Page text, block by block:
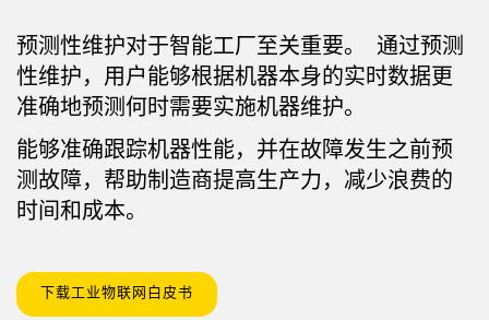
拾取指示灯传感器
温度传感器
检测阵列和宽光束传感器
状态监测传感器
无线状态监测传感器
相关链接
冲洗
IO-Link
预测性维护对于智能工厂至关重要。 通过预测
性维护，用户能够根据机器本身的实时数据更
准确地预测何时需要实施机器维护。
能够准确跟踪机器性能，并在故障发生之前预
测故障，帮助制造商提高生产力，减少浪费的
时间和成本。
下载工业物联网白皮书